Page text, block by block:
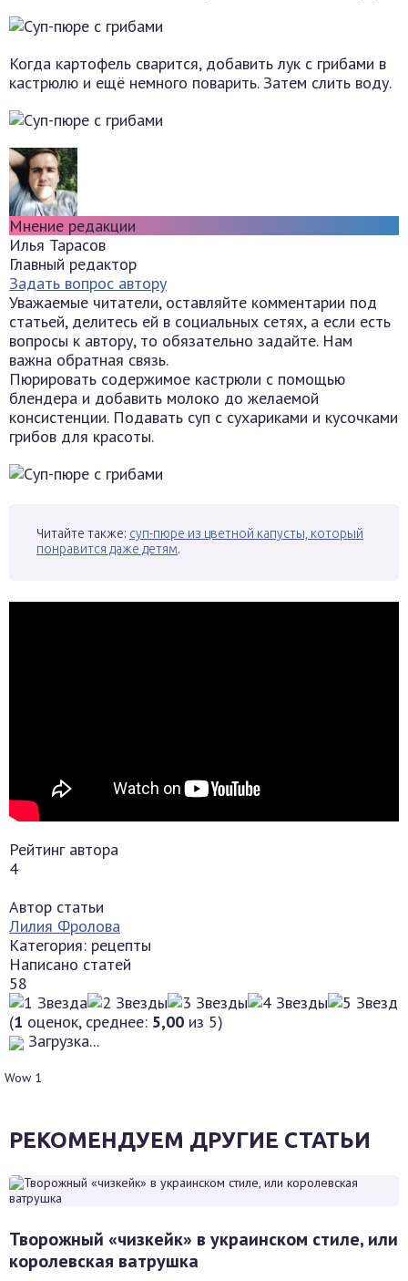
Когда картофель сварится, добавить лук с грибами в
кастрюлю и ещё немного поварить. Затем слить воду.
Мнение редакции
Илья Тарасов
Главный редактор
Задать вопрос автору
Уважаемые читатели, оставляйте комментарии под
статьей, делитесь ей в социальных сетях, а если есть
вопросы к автору, то обязательно задайте. Нам
важна обратная связь.
Пюрировать содержимое кастрюли с помощью
блендера и добавить молоко до желаемой
консистенции. Подавать суп с сухариками и кусочками
грибов для красоты.
Читайте также: суп-пюре из цветной капусты, который
понравится даже детям.
Рейтинг автора
4
Автор статьи
Лилия Фролова
Категория: рецепты
Написано статей
58
(1 оценок, среднее: 5,00 из 5)
Загрузка...
Wow 1
РЕКОМЕНДУЕМ ДРУГИЕ СТАТЬИ
Творожный «чизкейк» в украинском стиле, или
королевская ватрушка